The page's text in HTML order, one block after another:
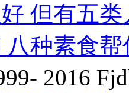
但有五
八种素食帮
2016